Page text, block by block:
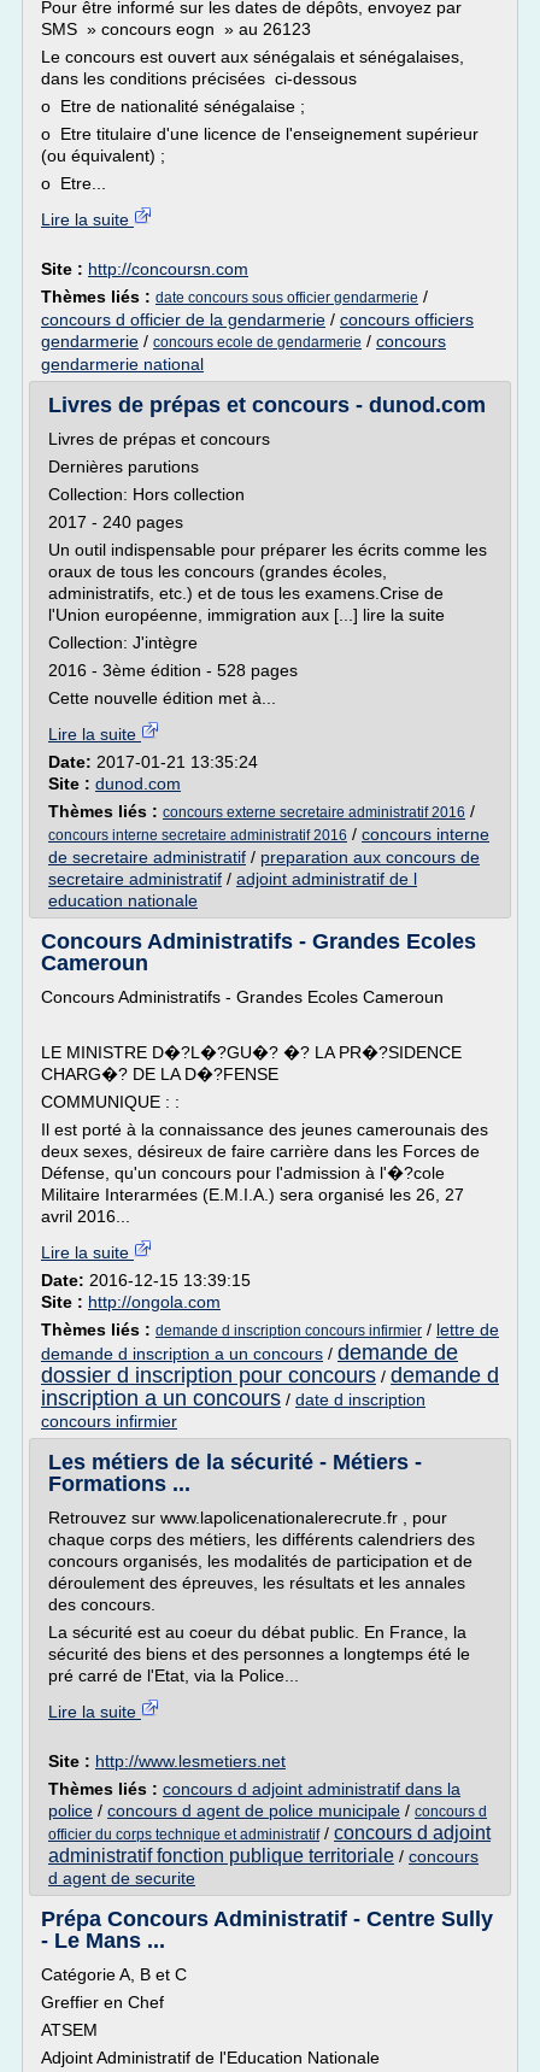
Pour être informé sur les dates de dépôts, envoyez par
SMS » concours eogn » au 26123
Le concours est ouvert aux sénégalais et sénégalaises,
dans les conditions précisées ci-dessous
o Etre de nationalité sénégalaise ;
o Etre titulaire d'une licence de l'enseignement supérieur
(ou équivalent) ;
o Etre...
Lire la suite
Site : http://concoursn.com
Thèmes liés : date concours sous officier gendarmerie /
concours d officier de la gendarmerie / concours officiers
gendarmerie / concours ecole de gendarmerie / concours
gendarmerie national
Livres de prépas et concours - dunod.com
Livres de prépas et concours
Dernières parutions
Collection: Hors collection
2017 - 240 pages
Un outil indispensable pour préparer les écrits comme les
oraux de tous les concours (grandes écoles,
administratifs, etc.) et de tous les examens.Crise de
l'Union européenne, immigration aux [...] lire la suite
Collection: J'intègre
2016 - 3ème édition - 528 pages
Cette nouvelle édition met à...
Lire la suite
Date: 2017-01-21 13:35:24
Site : dunod.com
Thèmes liés : concours externe secretaire administratif 2016 /
concours interne secretaire administratif 2016 / concours interne
de secretaire administratif / preparation aux concours de
secretaire administratif / adjoint administratif de l
education nationale
Concours Administratifs - Grandes Ecoles
Cameroun
Concours Administratifs - Grandes Ecoles Cameroun
LE MINISTRE D�?L�?GU�? �? LA PR�?SIDENCE
CHARG�? DE LA D�?FENSE
COMMUNIQUE : :
Il est porté à la connaissance des jeunes camerounais des
deux sexes, désireux de faire carrière dans les Forces de
Défense, qu'un concours pour l'admission à l'�?cole
Militaire Interarmées (E.M.I.A.) sera organisé les 26, 27
avril 2016...
Lire la suite
Date: 2016-12-15 13:39:15
Site : http://ongola.com
Thèmes liés : demande d inscription concours infirmier / lettre de
demande d inscription a un concours / demande de
dossier d inscription pour concours / demande d
inscription a un concours / date d inscription
concours infirmier
Les métiers de la sécurité - Métiers -
Formations ...
Retrouvez sur www.lapolicenationalerecrute.fr , pour
chaque corps des métiers, les différents calendriers des
concours organisés, les modalités de participation et de
déroulement des épreuves, les résultats et les annales
des concours.
La sécurité est au coeur du débat public. En France, la
sécurité des biens et des personnes a longtemps été le
pré carré de l'Etat, via la Police...
Lire la suite
Site : http://www.lesmetiers.net
Thèmes liés : concours d adjoint administratif dans la
police / concours d agent de police municipale / concours d
officier du corps technique et administratif/ concours d adjoint
administratif fonction publique territoriale / concours
d agent de securite
Prépa Concours Administratif - Centre Sully
- Le Mans ...
Catégorie A, B et C
Greffier en Chef
ATSEM
Adjoint Administratif de l'Education Nationale